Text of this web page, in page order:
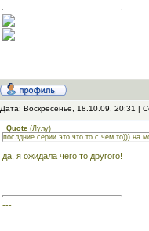
---
Дата: Воскресенье, 18.10.09, 20:31 |
Quote (Лулу)
послдние серии это что то с чем то))) на
да, я ожидала чего то другого!
---